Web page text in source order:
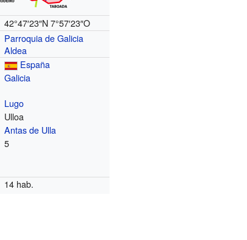
42°47′23″N 7°57′23″O
Parroquia de Galicia
Aldea
España
Galicia
Lugo
Ulloa
Antas de Ulla
5
14 hab.